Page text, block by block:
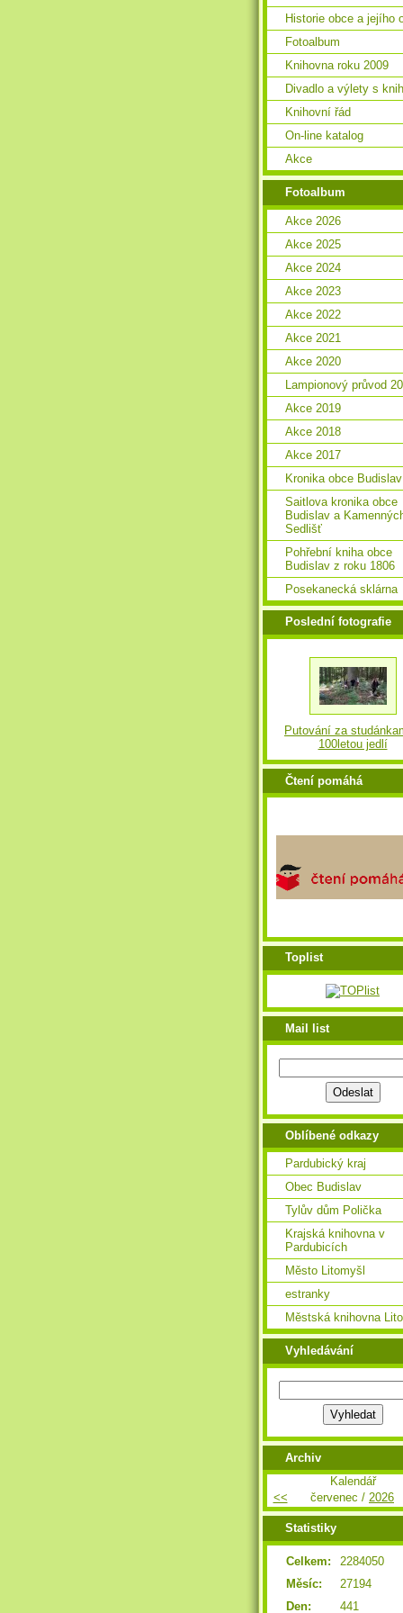
Historie obce a jejího
Fotoalbum
Knihovna roku 2009
Divadlo a výlety s
Knihovní řád
On-line katalog
Akce
Fotoalbum
Akce 2026
Akce 2025
Akce 2024
Akce 2023
Akce 2022
Akce 2021
Akce 2020
Lampionový průvod
Akce 2019
Akce 2018
Akce 2017
Kronika obce Budislav
Saitlova kronika obce
Budislav a
Sedlišť
Pohřební kniha obce
Budislav z roku 1806
Posekanecká sklárna
Poslední fotografie
Putování za
100letou jedlí
Čtení pomáhá
Toplist
Mail list
Oblíbené odkazy
Pardubický kraj
Obec Budislav
Tylův dům Polička
Krajská knihovna v
Pardubicích
Město Litomyšl
estranky
Městská knihovna
Vyhledávání
Archiv
Kalendář
<<
červenec / 2026
Statistiky
Celkem:
2284050
Měsíc:
27194
Den:
441